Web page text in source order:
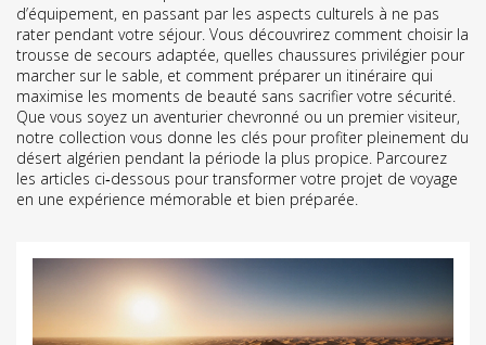
d’équipement, en passant par les aspects culturels à ne pas
rater pendant votre séjour. Vous découvrirez comment choisir la
trousse de secours adaptée, quelles chaussures privilégier pour
marcher sur le sable, et comment préparer un itinéraire qui
maximise les moments de beauté sans sacrifier votre sécurité.
Que vous soyez un aventurier chevronné ou un premier visiteur,
notre collection vous donne les clés pour profiter pleinement du
désert algérien pendant la période la plus propice. Parcourez
les articles ci‑dessous pour transformer votre projet de voyage
en une expérience mémorable et bien préparée.